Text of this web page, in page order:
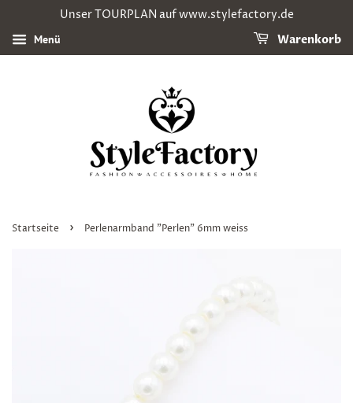
Unser TOURPLAN auf www.stylefactory.de
Menü Warenkorb
Startseite › Perlenarmband "Perlen" 6mm weiss